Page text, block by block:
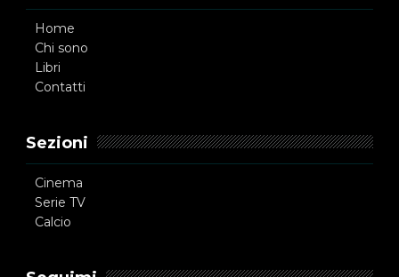
Home
Chi sono
Libri
Contatti
Sezioni
Cinema
Serie TV
Calcio